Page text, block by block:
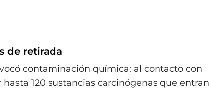
de retirada
contaminación química: al contacto con
120 sustancias carcinógenas que entran